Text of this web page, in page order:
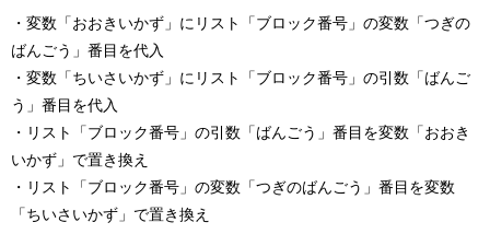
・変数「おおきいかず」にリスト「ブロック番号」の変数「つぎの
ばんごう」番目を代入
・変数「ちいさいかず」にリスト「ブロック番号」の引数「ばんご
う」番目を代入
・リスト「ブロック番号」の引数「ばんごう」番目を変数「おおき
いかず」で置き換え
・リスト「ブロック番号」の変数「つぎのばんごう」番目を変数
「ちいさいかず」で置き換え